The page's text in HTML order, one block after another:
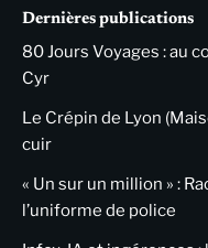
Dernières publications
80 Jours Voyages : au
Cyr
Le Crépin de Lyon
cuir
« Un sur un million » :
l’uniforme de police